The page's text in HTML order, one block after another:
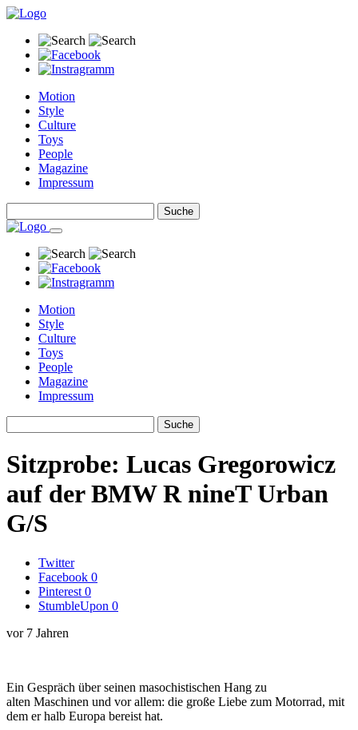
Motion
Style
Culture
Toys
People
Magazine
Impressum
Motion
Style
Culture
Toys
People
Magazine
Impressum
Sitzprobe: Lucas Gregorowicz
auf der BMW R nineT Urban
G/S
Twitter
Facebook 0
Pinterest 0
StumbleUpon 0
vor 7 Jahren
Ein Gespräch über seinen masochistischen Hang zu
alten Maschinen und vor allem: die große Liebe zum Motorrad, mit
dem er halb Europa bereist hat.